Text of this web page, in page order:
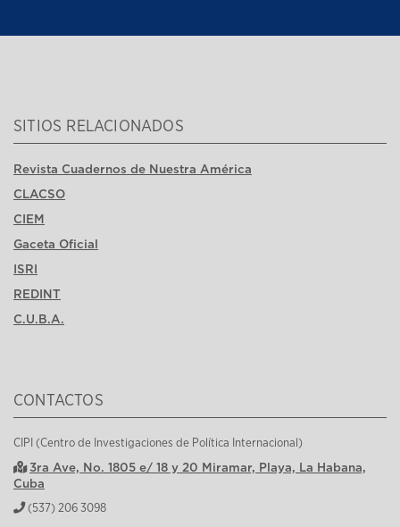
SITIOS RELACIONADOS
Revista Cuadernos de Nuestra América
CLACSO
CIEM
Gaceta Oficial
ISRI
REDINT
C.U.B.A.
CONTACTOS
CIPI (Centro de Investigaciones de Política Internacional)
3ra Ave, No. 1805 e/ 18 y 20 Miramar, Playa, La Habana,
Cuba
(537) 206 3098